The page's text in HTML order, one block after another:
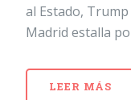
al Estado,
Madrid estalla
LEER MÁS